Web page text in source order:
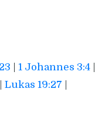
1 Johannes 3:4
Lukas 19:27